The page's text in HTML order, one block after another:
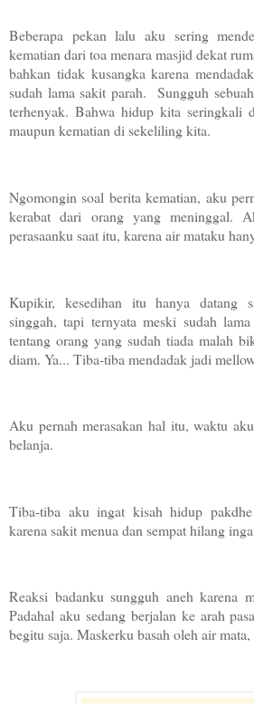
Beberapa pekan lalu aku sering
kematian dari toa menara masjid dekat
bahkan tidak kusangka karena
sudah lama sakit parah. Sungguh
terhenyak. Bahwa hidup kita seringkali
maupun kematian di sekeliling kita.
Ngomongin soal berita kematian, aku
kerabat dari orang yang meninggal.
perasaanku saat itu, karena air mataku
Kupikir, kesedihan itu hanya datang
singgah, tapi ternyata meski sudah
tentang orang yang sudah tiada malah
diam. Ya... Tiba-tiba mendadak jadi
Aku pernah merasakan hal itu, waktu
belanja.
Tiba-tiba aku ingat kisah hidup
karena sakit menua dan sempat hilang
Reaksi badanku sungguh aneh karena
Padahal aku sedang berjalan ke arah
begitu saja. Maskerku basah oleh air